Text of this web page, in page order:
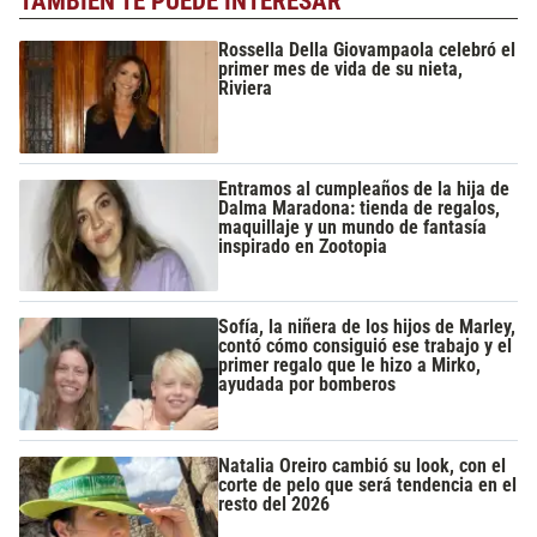
Rossella Della Giovampaola celebró el
primer mes de vida de su nieta,
Riviera
Entramos al cumpleaños de la hija de
Dalma Maradona: tienda de regalos,
maquillaje y un mundo de fantasía
inspirado en Zootopia
Sofía, la niñera de los hijos de Marley,
contó cómo consiguió ese trabajo y el
primer regalo que le hizo a Mirko,
ayudada por bomberos
Natalia Oreiro cambió su look, con el
corte de pelo que será tendencia en el
resto del 2026